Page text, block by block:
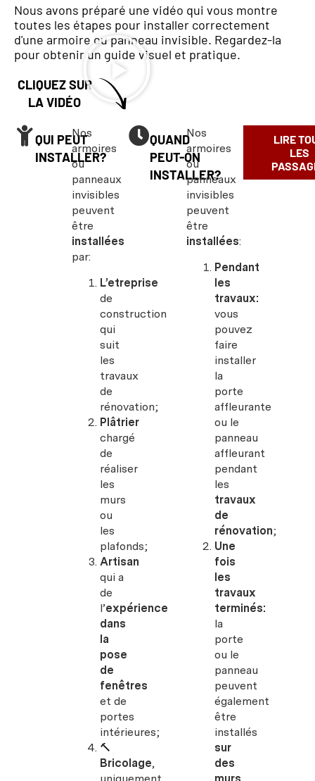
Nous avons préparé une vidéo qui vous montre
toutes les étapes pour installer correctement
d'une armoire ou panneau invisible. Regardez-la
pour obtenir un guide visuel et pratique.
CLIQUEZ SUR
LA VIDÉO
QUI PEUT
INSTALLER?
Nos
armoires
ou
panneaux
invisibles
peuvent
être
installées
par:
L’etreprise
de
construction
qui
suit
les
travaux
de
rénovation;
Plâtrier
chargé
de
réaliser
les
murs
ou
les
plafonds;
Artisan
qui a
de
l’expérience
dans
la
pose
de
fenêtres
et de
portes
intérieures;
🔨
Bricolage,
QUAND
PEUT-ON
INSTALLER?
Nos
armoires
ou
panneaux
invisibles
peuvent
être
installées:
Pendant
les
travaux:
vous
pouvez
faire
installer
la
porte
affleurante
ou le
panneau
affleurant
pendant
les
travaux
de
rénovation;
Une
fois
les
travaux
terminés:
la
porte
ou le
panneau
peuvent
également
être
installés
sur
des
LIRE
LES